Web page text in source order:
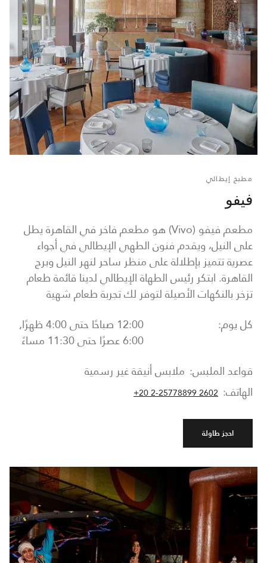
مطبخ إيطالي
فيفو
مطعم فيفو (Vivo) هو مطعم فاخر في القاهرة يطل
على النيل، ويقدم فنون الطهي الإيطالي في أجواء
عصرية تتميز بإطلالة على منظر ساحر لنهر النيل وبرج
القاهرة. ابتكر رئيس الطهاة الإيطالي لدينا قائمة طعام
تزخر بالنكهات الأصيلة لتوفر لك تجربة طعام شهية
كل يوم:
12:00 صباحًا حتى 4:00 ظهرًا,
6:00 عصرًا حتى 11:30 مساءً
قواعد الملبس: ملابس أنيقة غير رسمية
الهاتف: +20 2-25778899 2602
احجز طاولة